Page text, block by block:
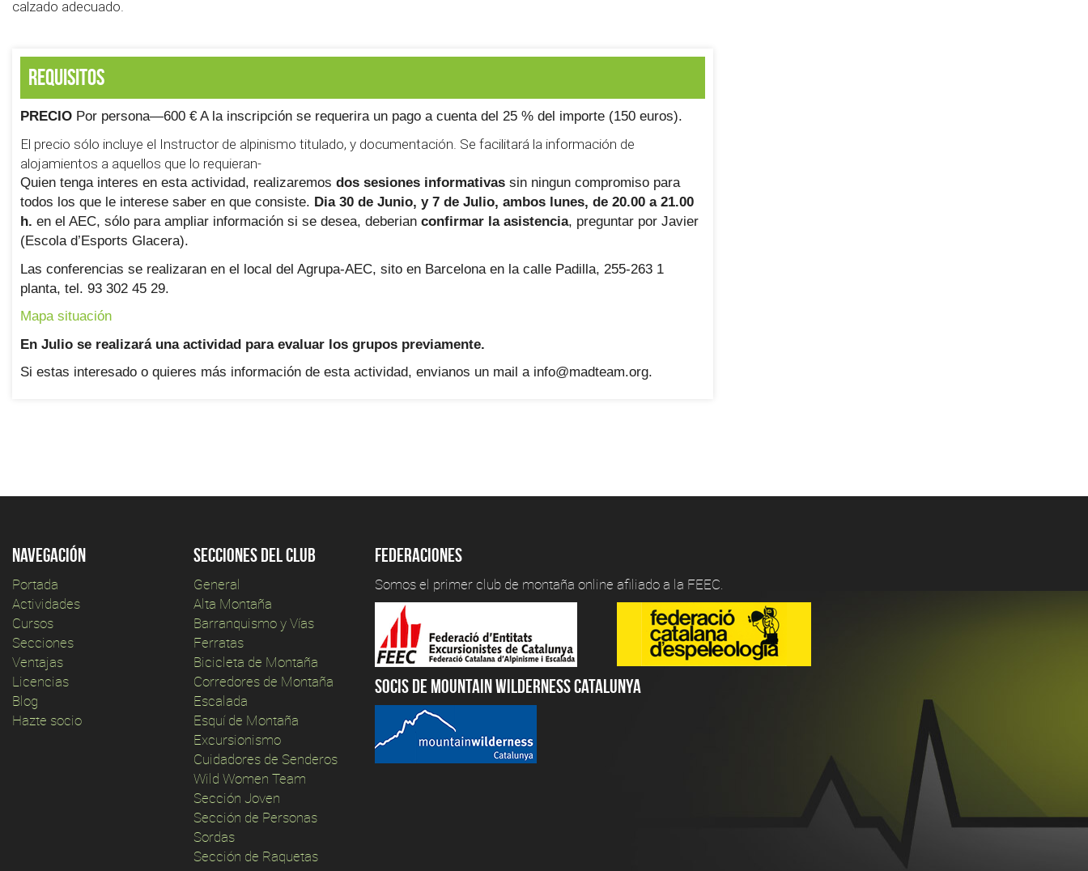
calzado adecuado.
Requisitos
PRECIO Por persona—600 € A la inscripción se requerira un pago a cuenta del 25 % del importe (150 euros).
El precio sólo incluye el Instructor de alpinismo titulado, y documentación. Se facilitará la información de
alojamientos a aquellos que lo requieran-
Quien tenga interes en esta actividad, realizaremos dos sesiones informativas sin ningun compromiso para
todos los que le interese saber en que consiste. Dia 30 de Junio, y 7 de Julio, ambos lunes, de 20.00 a 21.00
h. en el AEC, sólo para ampliar información si se desea, deberian confirmar la asistencia, preguntar por Javier
(Escola d’Esports Glacera).
Las conferencias se realizaran en el local del Agrupa-AEC, sito en Barcelona en la calle Padilla, 255-263 1
planta, tel. 93 302 45 29.
Mapa situación
En Julio se realizará una actividad para evaluar los grupos previamente.
Si estas interesado o quieres más información de esta actividad, envianos un mail a info@madteam.org.
Navegación
Portada
Actividades
Cursos
Secciones
Ventajas
Licencias
Blog
Hazte socio
Secciones del club
General
Alta Montaña
Barranquismo y Vías
Ferratas
Bicicleta de Montaña
Corredores de Montaña
Escalada
Esquí de Montaña
Excursionismo
Cuidadores de Senderos
Wild Women Team
Sección Joven
Sección de Personas
Sordas
Sección de Raquetas
Federaciones
Somos el primer club de montaña online afiliado a la FEEC.
Socis de Mountain Wilderness Catalunya